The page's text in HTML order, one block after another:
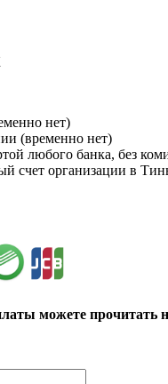
нет)
(временно нет)
любого банка, без
счет организации в
можете прочитать